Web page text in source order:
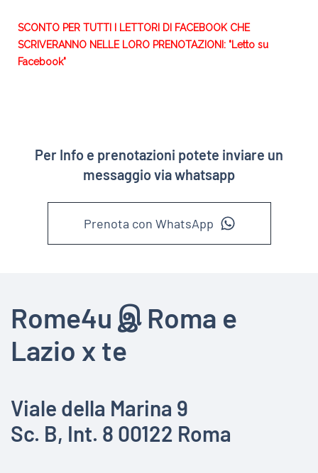
SCONTO PER TUTTI I LETTORI DI FACEBOOK CHE
SCRIVERANNO NELLE LORO PRENOTAZIONI: "Letto su
Facebook"
Per Info e prenotazioni potete inviare un
messaggio via whatsapp
Prenota con WhatsApp
Rome4u இ Roma e
Lazio x te
Viale della Marina 9
Sc. B, Int. 8 00122 Roma